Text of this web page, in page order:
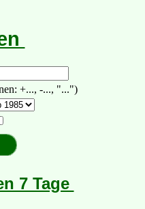
+..., -..., "...")
7 Tage